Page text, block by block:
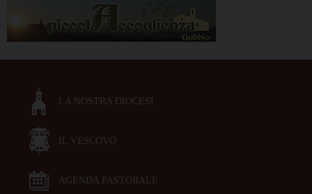
LA NOSTRA DIOCESI
IL VESCOVO
AGENDA PASTORALE